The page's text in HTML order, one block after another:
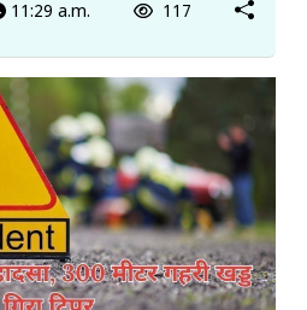
11:29 a.m. 117